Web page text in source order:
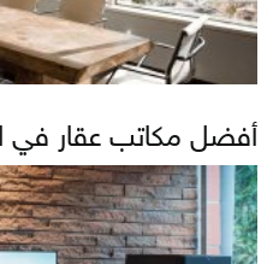
أفضل مكاتب عقار في